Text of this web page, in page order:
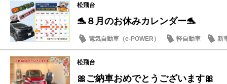
松飛台
🐬８月のお休みカレンダー🐬
電気自動車（e-POWER） 軽自動車
新
日産のお店
松飛台
🎀ご納車おめでとうございます🎀